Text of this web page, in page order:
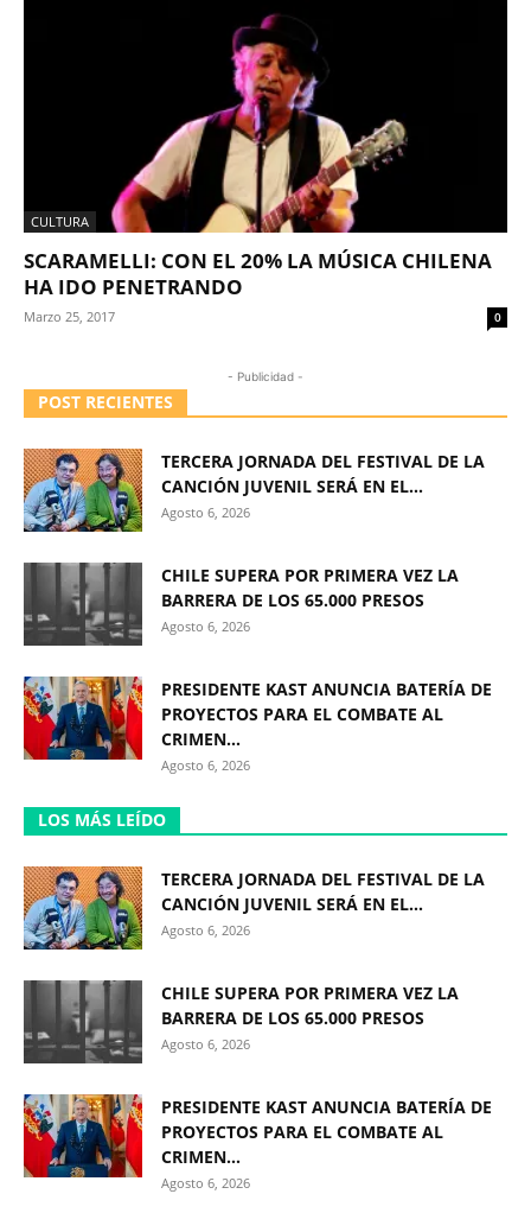
CULTURA
SCARAMELLI: CON EL 20% LA MÚSICA CHILENA
HA IDO PENETRANDO
Marzo 25, 2017 0
- Publicidad -
POST RECIENTES
TERCERA JORNADA DEL FESTIVAL DE LA
CANCIÓN JUVENIL SERÁ EN EL...
Agosto 6, 2026
CHILE SUPERA POR PRIMERA VEZ LA
BARRERA DE LOS 65.000 PRESOS
Agosto 6, 2026
PRESIDENTE KAST ANUNCIA BATERÍA DE
PROYECTOS PARA EL COMBATE AL
CRIMEN...
Agosto 6, 2026
LOS MÁS LEÍDO
TERCERA JORNADA DEL FESTIVAL DE LA
CANCIÓN JUVENIL SERÁ EN EL...
Agosto 6, 2026
CHILE SUPERA POR PRIMERA VEZ LA
BARRERA DE LOS 65.000 PRESOS
Agosto 6, 2026
PRESIDENTE KAST ANUNCIA BATERÍA DE
PROYECTOS PARA EL COMBATE AL
CRIMEN...
Agosto 6, 2026